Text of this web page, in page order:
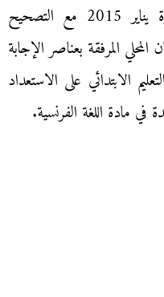
قلعة بني روثن (نيابة وزان) دورة يناير 2015 مع التصحيح
المرفقة بعناصر الإجابة
الابتدائي على الاستعداد
في مادة اللغة الفرنسية.